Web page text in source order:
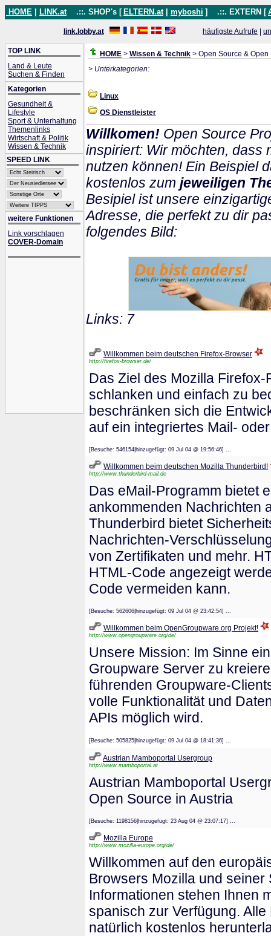
HOME LINK.at .::. SHOP's [ ELTERN.at myboshi ] .::. EXTERN [
link.lobby.at häufigste Aufrufe
TOP LINK
Land & Leute
Suchen & Finden
Kategorien
Gesundheit &
Lifestyle
Sport & Unterhaltung
Themenlinks
Wirtschaft & Politik
Wissen & Technik
SPEED LINK
weitere Funktionen
Link vorschlagen
COVER-Domain
HOME > Wissen & Technik > Open Source & Open
> Unterkategorien:
Linux
OS Dienstleister
Willkomen! Open Source
inspiriert: Wir möchten, dass
nutzen können! Ein Beispiel
kostenlos zum jeweiligen
Besipiel ist unsere
Adresse, die perfekt zu dir
folgendes Bild:
Links: 7
Willkommen beim deutschen Firefox-Browser
http://firefox-browser.de/
Das Ziel des Mozilla
schlanken und einfach zu
beschränken sich die
auf ein integriertes Mail-
[Besuche: 546154|hinzugefügt: 09 Jul 04 @ 19:56:46] ...
Willkommen beim deutschen Mozilla Thunderbird!
http://www.thunderbird-mail.de
Das eMail-Programm bietet
ankommenden Nachrichten
Thunderbird bietet
Nachrichten-
von Zertifikaten und mehr.
HTML-Code angezeigt
Code vermeiden kann.
[Besuche: 562606|hinzugefügt: 09 Jul 04 @ 23:42:54] ...
Willkommen beim OpenGroupware.org Projekt!
http://www.opengroupware.org/de/
Unsere Mission: Im Sinne
Groupware Server zu
führenden Groupware-
volle Funktionalität und
APIs möglich wird.
[Besuche: 505825|hinzugefügt: 09 Jul 04 @ 18:41:36] ...
Austrian Mamboportal Usergroup
http://www.mamboportal.at
Austrian Mamboportal
Open Source in Austria
[Besuche: 1198156|hinzugefügt: 23 Aug 04 @ 23:07:17] ...
Mozilla Europe
http://www.mozilla-europe.org/de/
Willkommen auf den
Browsers Mozilla und
Informationen stehen Ihnen
spanisch zur Verfügung.
natürlich kostenlos